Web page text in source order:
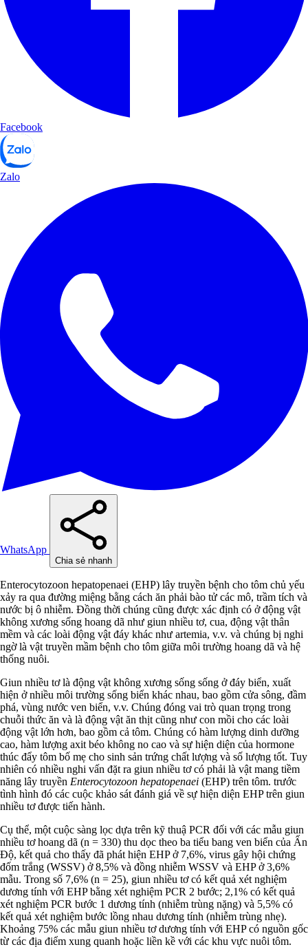
Facebook
Zalo
WhatsApp
Chia sẻ nhanh
Enterocytozoon hepatopenaei (EHP) lây truyền bệnh cho tôm chủ yếu
xảy ra qua đường miệng bằng cách ăn phải bào tử các mô, trầm tích và
nước bị ô nhiễm. Đồng thời chúng cũng được xác định có ở động vật
không xương sống hoang dã như giun nhiều tơ, cua, động vật thân
mềm và các loài động vật đáy khác như artemia, v.v. và chúng bị nghi
ngờ là vật truyền mầm bệnh cho tôm giữa môi trường hoang dã và hệ
thống nuôi.
Giun nhiều tơ là động vật không xương sống sống ở đáy biển, xuất
hiện ở nhiều môi trường sống biển khác nhau, bao gồm cửa sông, đầm
phá, vùng nước ven biển, v.v. Chúng đóng vai trò quan trọng trong
chuỗi thức ăn và là động vật ăn thịt cũng như con mồi cho các loài
động vật lớn hơn, bao gồm cả tôm. Chúng có hàm lượng dinh dưỡng
cao, hàm lượng axit béo không no cao và sự hiện diện của hormone
thúc đẩy tôm bố mẹ cho sinh sản trứng chất lượng và số lượng tốt. Tuy
nhiên có nhiều nghi vấn đặt ra giun nhiều tơ có phải là vật mang tiềm
năng lây truyền Enterocytozoon hepatopenaei (EHP) trên tôm. trước
tình hình đó các cuộc khảo sát đánh giá về sự hiện diện EHP trên giun
nhiều tơ được tiến hành.
Cụ thể, một cuộc sàng lọc dựa trên kỹ thuậ PCR đối với các mẫu giun
nhiều tơ hoang dã (n = 330) thu dọc theo ba tiểu bang ven biển của Ấn
Độ, kết quả cho thấy đã phát hiện EHP ở 7,6%, virus gây hội chứng
đốm trắng (WSSV) ở 8,5% và đồng nhiễm WSSV và EHP ở 3,6%
mẫu. Trong số 7,6% (n = 25), giun nhiều tơ có kết quả xét nghiệm
dương tính với EHP bằng xét nghiệm PCR 2 bước; 2,1% có kết quả
xét nghiệm PCR bước 1 dương tính (nhiễm trùng nặng) và 5,5% có
kết quả xét nghiệm bước lồng nhau dương tính (nhiễm trùng nhẹ).
Khoảng 75% các mẫu giun nhiều tơ dương tính với EHP có nguồn gốc
từ các địa điểm xung quanh hoặc liền kề với các khu vực nuôi tôm.